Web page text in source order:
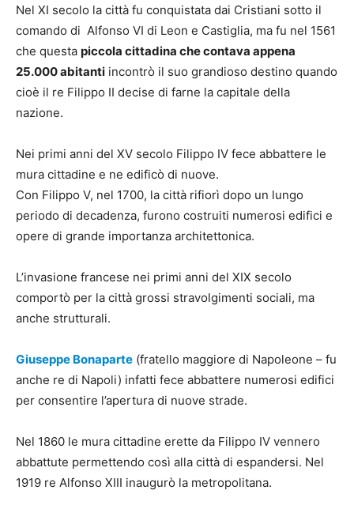
Nel XI secolo la città fu conquistata dai Cristiani sotto il
comando di Alfonso VI di Leon e Castiglia, ma fu nel 1561
che questa piccola cittadina che contava appena
25.000 abitanti incontrò il suo grandioso destino quando
cioè il re Filippo II decise di farne la capitale della
nazione.
Nei primi anni del XV secolo Filippo IV fece abbattere le
mura cittadine e ne edificò di nuove.
Con Filippo V, nel 1700, la città rifiorì dopo un lungo
periodo di decadenza, furono costruiti numerosi edifici e
opere di grande importanza architettonica.
L’invasione francese nei primi anni del XIX secolo
comportò per la città grossi stravolgimenti sociali, ma
anche strutturali.
Giuseppe Bonaparte (fratello maggiore di Napoleone – fu
anche re di Napoli) infatti fece abbattere numerosi edifici
per consentire l’apertura di nuove strade.
Nel 1860 le mura cittadine erette da Filippo IV vennero
abbattute permettendo così alla città di espandersi. Nel
1919 re Alfonso XIII inaugurò la metropolitana.